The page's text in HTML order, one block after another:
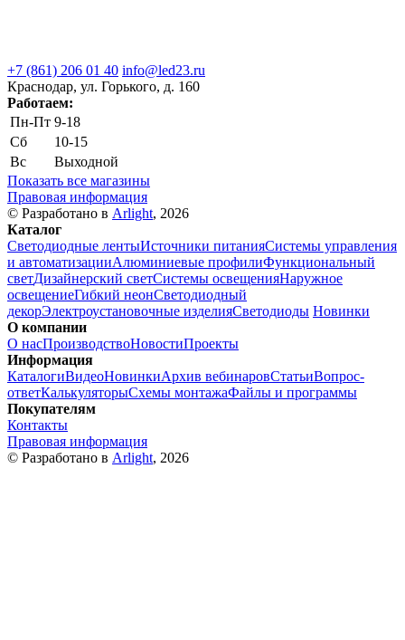
+7 (861) 206 01 40 info@led23.ru
Краснодар, ул. Горького, д. 160
Работаем:
Пн-Пт 9-18
Сб
10-15
Вс
Выходной
Показать все магазины
Правовая информация
© Разработано в Arlight, 2026
Каталог
Светодиодные лентыИсточники питанияСистемы управления
и автоматизацииАлюминиевые профилиФункциональный
светДизайнерский светСистемы освещенияНаружное
освещениеГибкий неонСветодиодный
декорЭлектроустановочные изделияСветодиоды Новинки
О компании
О насПроизводствоНовостиПроекты
Информация
КаталогиВидеоНовинкиАрхив вебинаровСтатьиВопрос-
ответКалькуляторыСхемы монтажаФайлы и программы
Покупателям
Контакты
Правовая информация
© Разработано в Arlight, 2026